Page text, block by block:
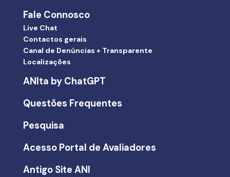
Fale Connosco
Live Chat
Contactos gerais
Canal de Denúncias + Transparente
Localizações
ANIta by ChatGPT
Questões Frequentes
Pesquisa
Acesso Portal de Avaliadores
Antigo Site ANI